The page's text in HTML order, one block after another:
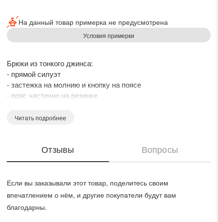
На данный товар примерка не предусмотрена
Условия примерки
Брюки из тонкого джинса:
- прямой силуэт
- застежка на молнию и кнопку на поясе
- пояс частично на резинке
- на переднем правом кармане декор
Читать подробнее
Отзывы Вопросы
Если вы заказывали этот товар, поделитесь своим
впечатлением о нём, и другие покупатели будут вам
благодарны.